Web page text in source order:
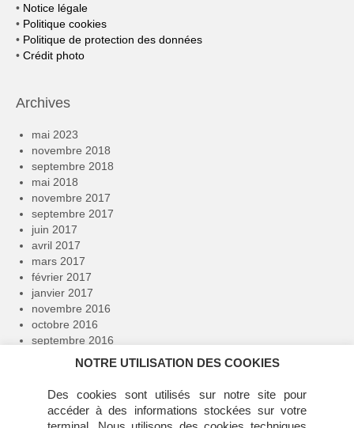
• Notice légale
• Politique cookies
• Politique de protection des données
• Crédit photo
Archives
mai 2023
novembre 2018
septembre 2018
mai 2018
novembre 2017
septembre 2017
juin 2017
avril 2017
mars 2017
février 2017
janvier 2017
novembre 2016
octobre 2016
septembre 2016
avril 2016
janvier 2016
décembre 2015
novembre 2015
NOTRE UTILISATION DES COOKIES
Des cookies sont utilisés sur notre site pour
accéder à des informations stockées sur votre